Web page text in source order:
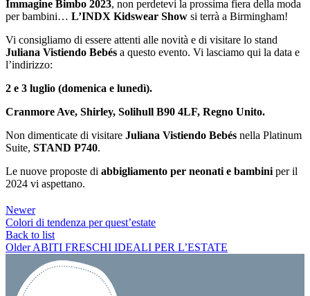
Immagine Bimbo 2023, non perdetevi la prossima fiera della moda
per bambini… L’INDX Kidswear Show si terrà a Birmingham!
Vi consigliamo di essere attenti alle novità e di visitare lo stand
Juliana Vistiendo Bebés a questo evento. Vi lasciamo qui la data e
l’indirizzo:
2 e 3 luglio (domenica e lunedì).
Cranmore Ave, Shirley, Solihull B90 4LF, Regno Unito.
Non dimenticate di visitare Juliana Vistiendo Bebés nella Platinum
Suite, STAND P740.
Le nuove proposte di abbigliamento per neonati e bambini per il
2024 vi aspettano.
Newer
Colori di tendenza per quest’estate
Back to list
Older ABITI FRESCHI IDEALI PER L’ESTATE